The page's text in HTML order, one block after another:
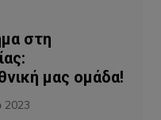
στη
μας ομάδα!
2023